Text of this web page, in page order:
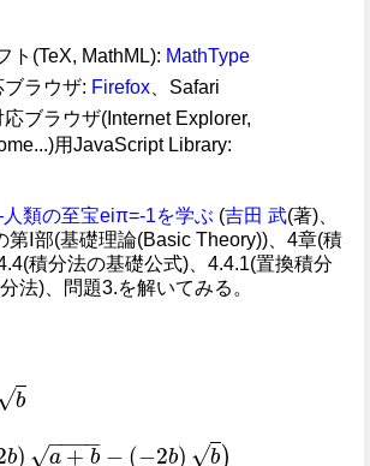
ト(TeX, MathML): MathType
ブラウザ: Firefox、Safari
応ブラウザ(Internet Explorer,
用JavaScript Library:
類の至宝eiπ=-1を学ぶ (吉田 武(著)、
第Ⅰ部(基礎理論(Basic Theory))、4章(積
積分法の基礎公式)、4.4.1(置換積分
法)、問題3.を解いてみる。
b
b) a + b
− −
−−
√ − (−2b) b
√ )